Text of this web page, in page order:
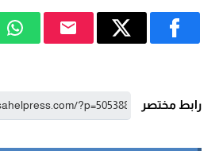
رابط مختصر